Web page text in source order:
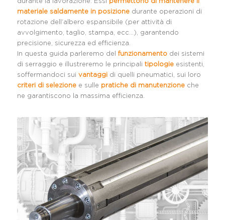
materiale saldamente in posizionedurante operazioni di
rotazione dell’albero espansibile (per attività di
avvolgimento, taglio, stampa, ecc…), garantendo
precisione, sicurezza ed efficienza.
In questa guida parleremo del funzionamentodei sistemi
di serraggio e illustreremo le principali tipologieesistenti,
soffermandoci sui vantaggidi quelli pneumatici, sui loro
criteri di selezionee sulle pratiche di manutenzioneche
ne garantiscono la massima efficienza.